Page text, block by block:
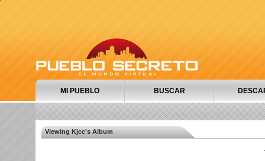
MI PUEBLO BUSCAR
Viewing Kjcc's Album